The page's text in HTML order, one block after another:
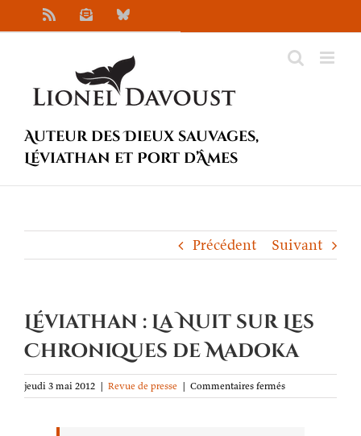
au
NewsletterBluesky
Auteur des Dieux sauvages,
Léviathan et Port d’Âmes
Précédent Suivant
Léviathan : La Nuit sur Les
Chroniques de Madoka
jeudi 3 mai 2012 | Revue de presse | Commentaires ferméssur
Léviathan